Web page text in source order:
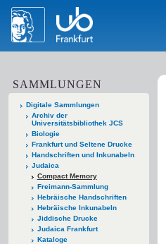
SAMMLUNGEN
Digitale Sammlungen
Archiv der
Universitätsbibliothek JCS
Biologie
Frankfurt und Seltene Drucke
Handschriften und Inkunabeln
Judaica
Compact Memory
Freimann-Sammlung
Hebräische Handschriften
Hebräische Inkunabeln
Jiddische Drucke
Judaica Frankfurt
Kataloge